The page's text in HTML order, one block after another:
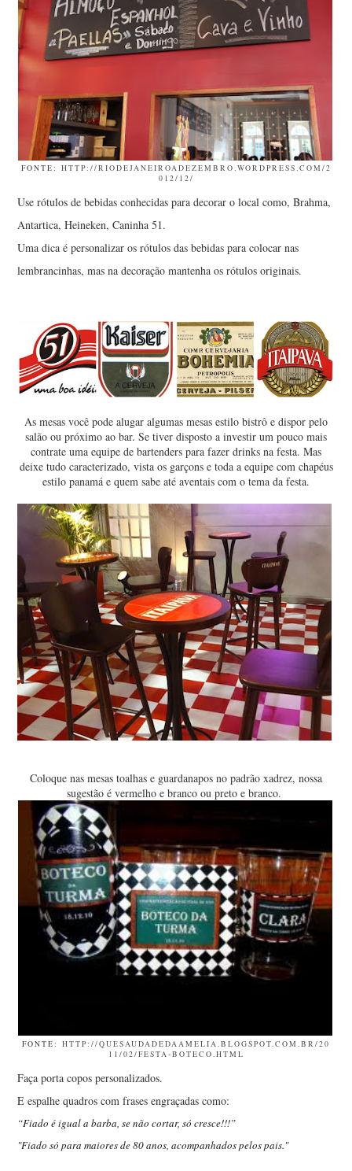
FONTE: HTTP://RIODEJANEIROADEZEMBRO.WORDPRESS.COM/2
012/12/
Use rótulos de bebidas conhecidas para decorar o local como, Brahma,
Antartica, Heineken, Caninha 51.
Uma dica é personalizar os rótulos das bebidas para colocar nas
lembrancinhas, mas na decoração mantenha os rótulos originais.
As mesas você pode alugar algumas mesas estilo bistrô e dispor pelo
salão ou próximo ao bar. Se tiver disposto a investir um pouco mais
contrate uma equipe de bartenders para fazer drinks na festa. Mas
deixe tudo caracterizado, vista os garçons e toda a equipe com chapéus
estilo panamá e quem sabe até aventais com o tema da festa.
Coloque nas mesas toalhas e guardanapos no padrão xadrez, nossa
sugestão é vermelho e branco ou preto e branco.
FONTE: HTTP://QUESAUDADEDAAMELIA.BLOGSPOT.COM.BR/20
11/02/FESTA-BOTECO.HTML
Faça porta copos personalizados.
E espalhe quadros com frases engraçadas como:
“Fiado é igual a barba, se não cortar, só cresce!!!”
"Fiado só para maiores de 80 anos, acompanhados pelos pais."